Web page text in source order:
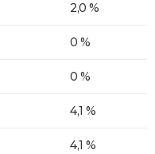
2,0 %
0 %
0 %
4,1 %
4,1 %